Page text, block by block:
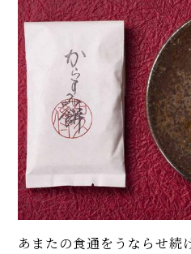
あまたの食通をうならせ続